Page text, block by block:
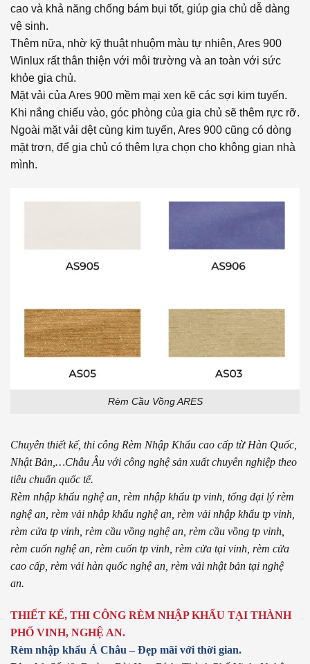
cao và khả năng chống bám bụi tốt, giúp gia chủ dễ dàng
vệ sinh.
Thêm nữa, nhờ kỹ thuật nhuộm màu tự nhiên, Ares 900
Winlux rất thân thiện với môi trường và an toàn với sức
khỏe gia chủ.
Mặt vải của Ares 900 mềm mại xen kẽ các sợi kim tuyến.
Khi nắng chiếu vào, góc phòng của gia chủ sẽ thêm rực rỡ.
Ngoài mặt vải dệt cùng kim tuyến, Ares 900 cũng có dòng
mặt trơn, để gia chủ có thêm lựa chọn cho không gian nhà
mình.
Rèm Cầu Vồng ARES
Chuyên thiết kế, thi công Rèm Nhập Khẩu cao cấp từ Hàn Quốc,
Nhật Bản,…Châu Âu với công nghệ sản xuất chuyên nghiệp theo
tiêu chuẩn quốc tế.
Rèm nhập khẩu nghệ an, rèm nhập khẩu tp vinh, tổng đại lý rèm
nghệ an, rèm vải nhập khẩu nghệ an, rèm vải nhập khẩu tp vinh,
rèm cửa tp vinh, rèm cầu vồng nghệ an, rèm cầu vồng tp vinh,
rèm cuốn nghệ an, rèm cuốn tp vinh, rèm cửa tại vinh, rèm cửa
cao cấp, rèm vải hàn quốc nghệ an, rèm vải nhật bản tại nghệ
an.
THIẾT KẾ, THI CÔNG RÈM NHẬP KHẨU TẠI THÀNH
PHỐ VINH, NGHỆ AN.
Rèm nhập khẩu Á Châu – Đẹp mãi với thời gian.